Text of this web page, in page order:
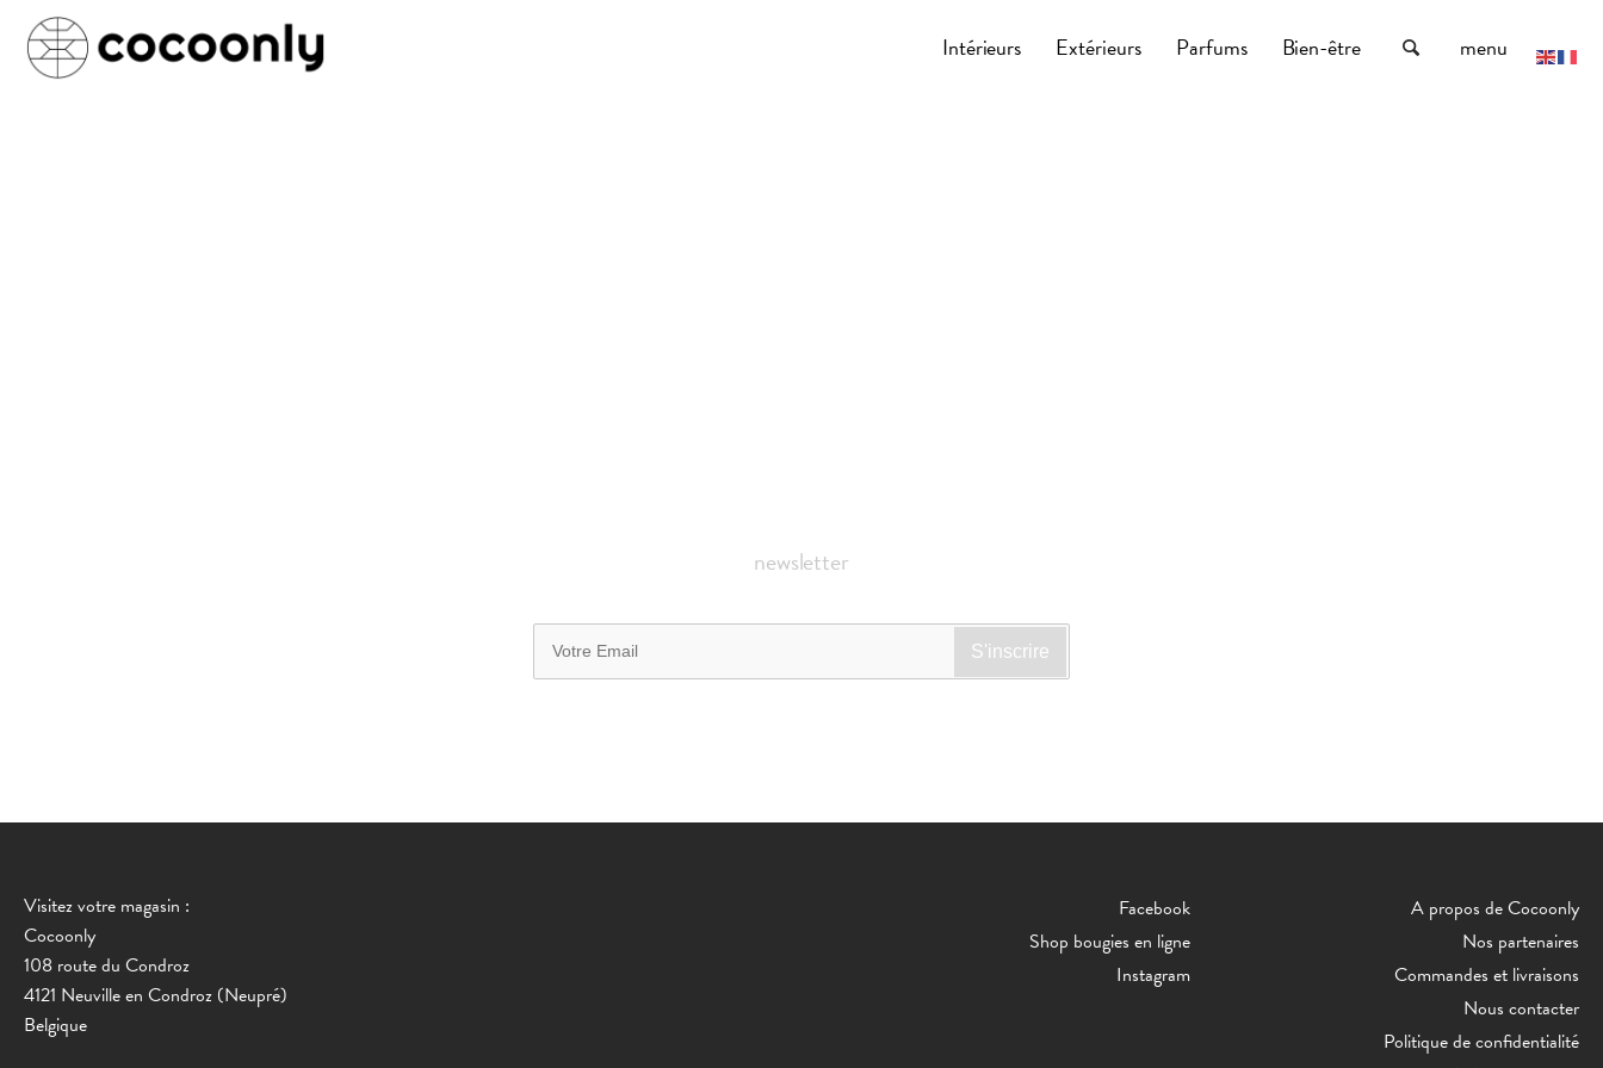
Intérieurs Extérieurs Parfums Bien-être menu
newsletter
Visitez votre magasin :
Cocoonly
108 route du Condroz
4121 Neuville en Condroz (Neupré)
Belgique
Facebook
Shop bougies en ligne
Instagram
A propos de Cocoonly
Nos partenaires
Commandes et livraisons
Nous contacter
Politique de confidentialité